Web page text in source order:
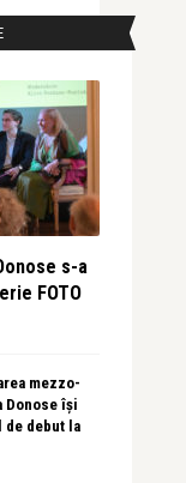
s-a
FOTO
mezzo-
Donose își
de debut la